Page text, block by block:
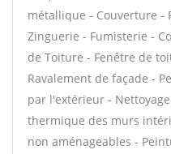
métallique - Couverture -
Zinguerie - Fumisterie -
de Toiture - Fenêtre de
Ravalement de façade -
par l'extérieur -
thermique des murs
non aménageables -